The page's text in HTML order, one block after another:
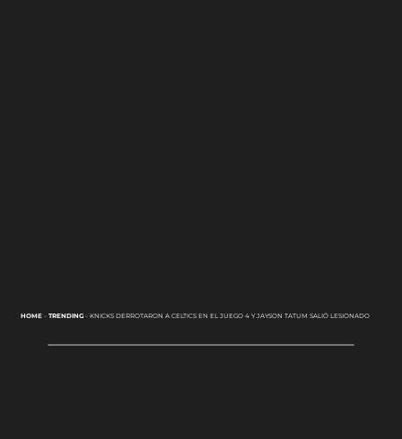
HOME- TRENDING- KNICKS DERROTARON A CELTICS EN EL JUEGO 4 Y JAYSON TATUM SALIÓ LESIONADO